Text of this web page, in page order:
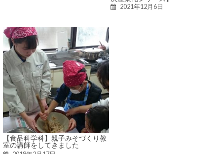
2021年12月6日
【食品科学科】親子みそづくり教
室の講師をしてきました